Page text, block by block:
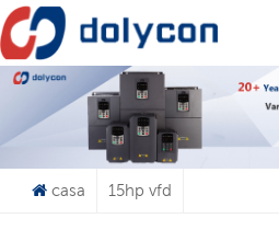
O Que Você Está
casa 15hp vfd